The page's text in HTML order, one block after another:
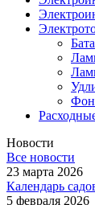
Новости
Все новости
23 марта 2026
Календарь
5 февраля 2026